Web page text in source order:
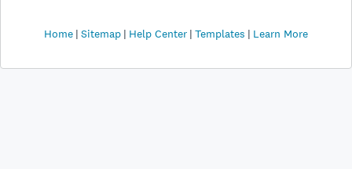
Home Sitemap Help Center Templates Learn More